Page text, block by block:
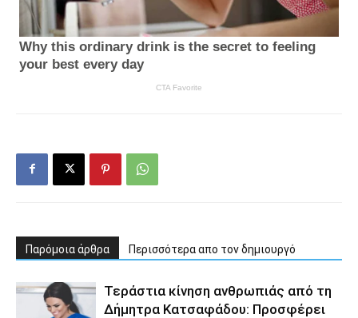
Παρόμοια άρθρα Περισσότερα απο τον δημιουργό
Τεράστια κίνηση ανθρωπιάς από τη
Δήμητρα Κατσαφάδου: Προσφέρει